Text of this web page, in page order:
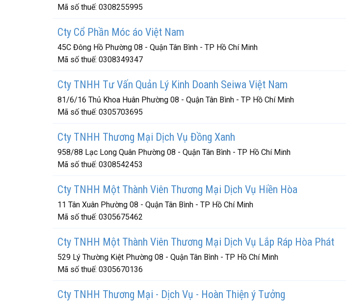
Mã số thuế: 0308255995
Cty Cổ Phần Móc áo Việt Nam
45C Đông Hồ Phường 08 - Quận Tân Bình - TP Hồ Chí Minh
Mã số thuế: 0308349347
Cty TNHH Tư Vấn Quản Lý Kinh Doanh Seiwa Việt Nam
81/6/16 Thủ Khoa Huân Phường 08 - Quận Tân Bình - TP Hồ Chí Minh
Mã số thuế: 0305703695
Cty TNHH Thương Mại Dịch Vụ Đồng Xanh
958/88 Lạc Long Quân Phường 08 - Quận Tân Bình - TP Hồ Chí Minh
Mã số thuế: 0308542453
Cty TNHH Một Thành Viên Thương Mại Dịch Vụ Hiền Hòa
11 Tân Xuân Phường 08 - Quận Tân Bình - TP Hồ Chí Minh
Mã số thuế: 0305675462
Cty TNHH Một Thành Viên Thương Mại Dịch Vụ Lắp Ráp Hòa Phát
529 Lý Thường Kiệt Phường 08 - Quận Tân Bình - TP Hồ Chí Minh
Mã số thuế: 0305670136
Cty TNHH Thương Mại - Dịch Vụ - Hoàn Thiện ý Tưởng